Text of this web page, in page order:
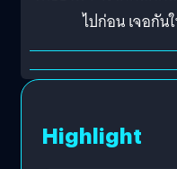
ไปก่อน เจอกั
Highlight